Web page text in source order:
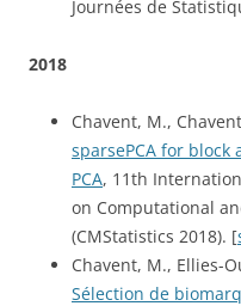
Journées de
2018
Chavent, M.,
sparsePCA for
PCA, 11th
on Computational
(CMStatistics 2018). [
Sélection de